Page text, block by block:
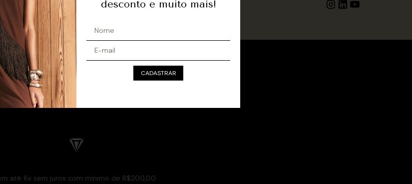
OK
Ajuda
até 6x sem juros com mínimo de R$200,00
desconto e muito mais!
CADASTRAR